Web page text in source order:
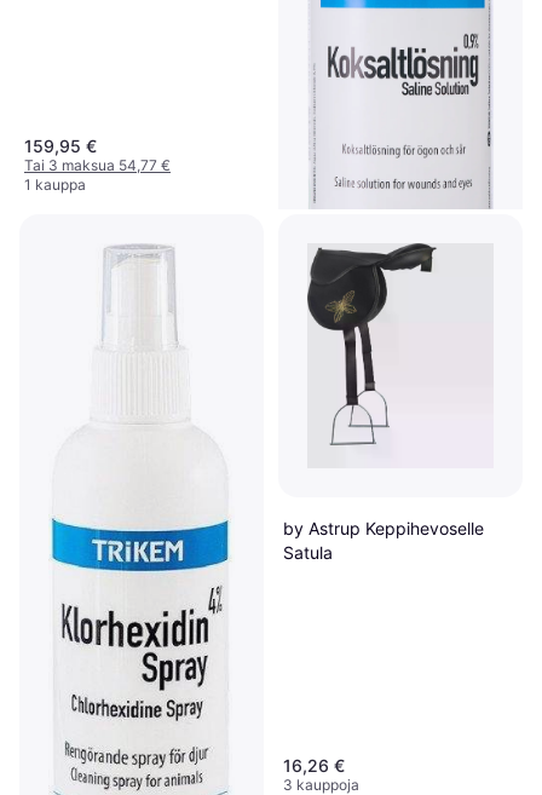
159,95 €
Tai 3 maksua 54,77 €
1 kauppa
4,10 €16,40 €/L
7 kauppoja
by Astrup Keppihevoselle
Satula
16,26 €
3 kauppoja